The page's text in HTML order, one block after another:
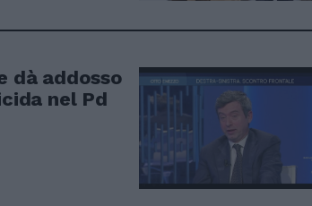
dà addosso
nel Pd